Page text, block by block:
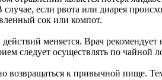
если рвота или диарея
сок или компот.
меняется. Врач
следует осуществлять по чайной
возвращаться к привычной пище.